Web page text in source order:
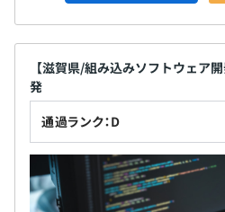
【滋賀県/組み込みソフトウェア
発
通過ランク：D